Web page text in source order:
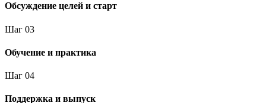
Обсуждение целей и старт
Шаг 03
Обучение и практика
Шаг 04
Поддержка и выпуск